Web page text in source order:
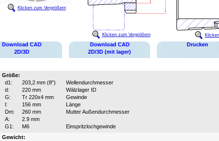
Klicken zum Vergrößern
Klicken zum Vergrößern
Download CAD
2D/3D
Download CAD
2D/3D (mit lager)
Drucken
Größe:
d1:
203,2 mm (8")
Wellendurchmesser
d:
220 mm
Wälzlager ID
G:
Tr 220x4 mm
Gewinde
l:
156 mm
Länge
Dm:
260 mm
Mutter Außendurchmesser
A:
2.9 mm
G1:
M6
Einspritzlochgewinde
Gewicht: